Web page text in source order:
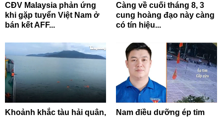
CĐV Malaysia phản ứng
khi gặp tuyển Việt Nam ở
bán kết AFF...
Càng về cuối tháng 8, 3
cung hoàng đạo này càng
có tín hiệu...
Khoảnh khắc tàu hải quân,
Nam điều dưỡng ép tim